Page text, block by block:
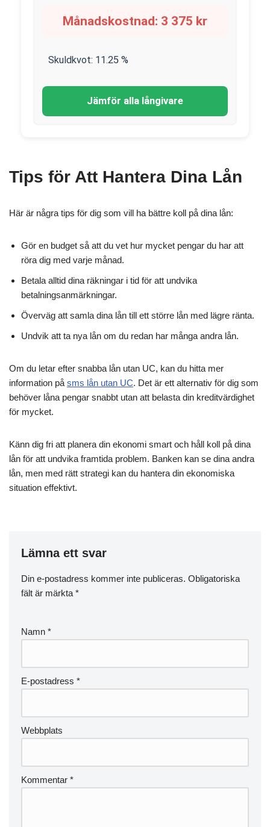
Månadskostnad: 3 375 kr
Skuldkvot: 11.25 %
Jämför alla långivare
Tips för Att Hantera Dina Lån
Här är några tips för dig som vill ha bättre koll på dina lån:
Gör en budget så att du vet hur mycket pengar du har att
röra dig med varje månad.
Betala alltid dina räkningar i tid för att undvika
betalningsanmärkningar.
Överväg att samla dina lån till ett större lån med lägre ränta.
Undvik att ta nya lån om du redan har många andra lån.
Om du letar efter snabba lån utan UC, kan du hitta mer
information på sms lån utan UC. Det är ett alternativ för dig som
behöver låna pengar snabbt utan att belasta din kreditvärdighet
för mycket.
Känn dig fri att planera din ekonomi smart och håll koll på dina
lån för att undvika framtida problem. Banken kan se dina andra
lån, men med rätt strategi kan du hantera din ekonomiska
situation effektivt.
Lämna ett svar
Din e-postadress kommer inte publiceras. Obligatoriska
fält är märkta *
Namn *
E-postadress *
Webbplats
Kommentar *